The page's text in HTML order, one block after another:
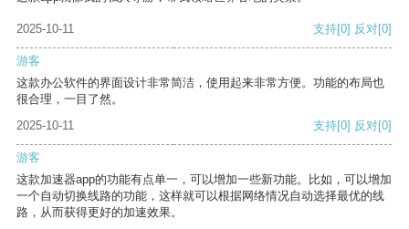
2025-10-11 支持[0] 反对[0]
游客
这款办公软件的界面设计非常简洁，使用起来非常方便。功能的布局也
很合理，一目了然。
2025-10-11
支持[0] 反对[0]
游客
这款加速器app的功能有点单一，可以增加一些新功能。比如，可以增加
一个自动切换线路的功能，这样就可以根据网络情况自动选择最优的线
路，从而获得更好的加速效果。